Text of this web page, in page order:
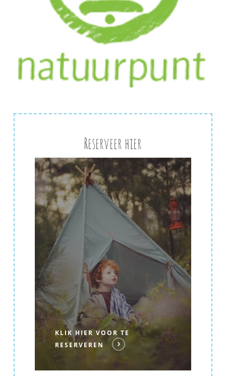
Reserveer hier
KLIK HIER VOOR TE
RESERVEREN